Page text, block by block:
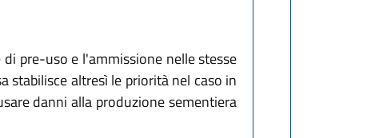
pre-uso e l'ammissione nelle stesse
stabilisce altresì le priorità nel caso in
danni alla produzione sementiera